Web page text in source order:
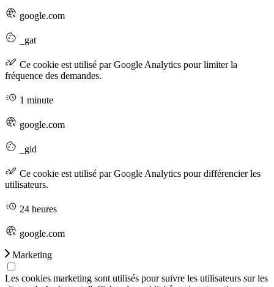
google.com
_gat
Ce cookie est utilisé par Google Analytics pour limiter la
fréquence des demandes.
1 minute
google.com
_gid
Ce cookie est utilisé par Google Analytics pour différencier les
utilisateurs.
24 heures
google.com
Marketing
Les cookies marketing sont utilisés pour suivre les utilisateurs sur les